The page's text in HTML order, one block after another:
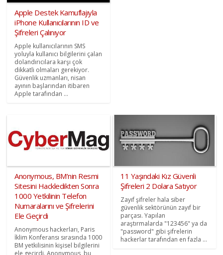
Apple Destek Kamuflajıyla
iPhone Kullanıcılarının ID ve
Şifreleri Çalınıyor
Apple kullanıcılarının SMS
yoluyla kullanıcı bilgilerini çalan
dolandırıcılara karşı çok
dikkatli olmaları gerekiyor.
Güvenlik uzmanları, nisan
ayının başlarından itibaren
Apple tarafından ...
Anonymous, BM’nin Resmi
Sitesini Hackledikten Sonra
1000 Yetkilinin Telefon
Numaralarını ve Şifrelerini
Ele Geçirdi
Anonymous hackerları, Paris
İklim Konferansı sırasında 1000
BM yetkilisinin kişisel bilgilerini
11 Yaşındaki Kız Güvenli
Şifreleri 2 Dolara Satıyor
Zayıf şifreler hala siber
güvenlik sektörünün zayıf bir
parçası. Yapılan
araştırmalarda "123456" ya da
"password" gibi şifrelerin
hackerlar tarafından en fazla ...